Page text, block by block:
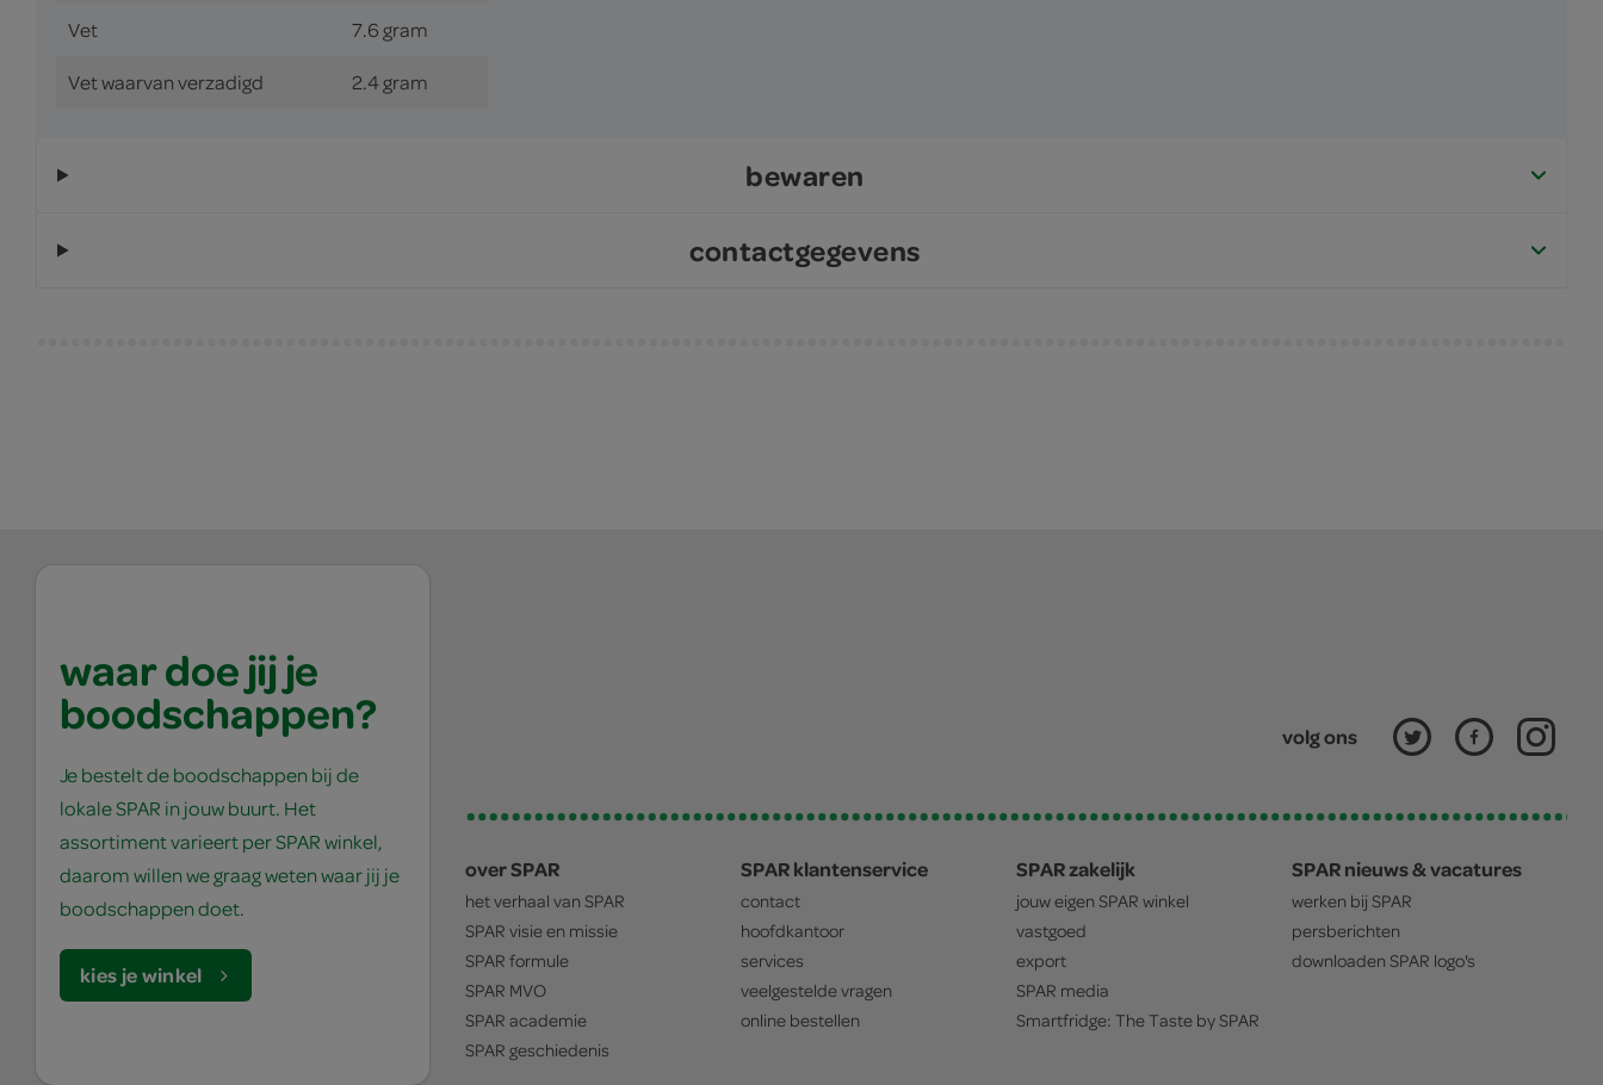
Vet 7.6 gram
Vet waarvan verzadigd 2.4 gram
bewaren
contactgegevens
waar doe jij je
boodschappen?
Je bestelt de boodschappen bij de
lokale SPAR in jouw buurt. Het
assortiment varieert per SPAR winkel,
daarom willen we graag weten waar jij je
boodschappen doet.
kies je winkel
volg ons
over SPAR
het verhaal van SPAR
SPAR visie en missie
SPAR formule
SPAR MVO
SPAR academie
SPAR geschiedenis
SPAR klantenservice
contact
hoofdkantoor
services
veelgestelde vragen
online bestellen
SPAR zakelijk
jouw eigen SPAR winkel
vastgoed
export
SPAR media
Smartfridge: The Taste bySPAR
SPAR nieuws & vacatures
werken bij SPAR
persberichten
downloaden SPAR logo's